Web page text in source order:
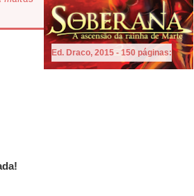
Ed. Draco, 2015 - 150 páginas: